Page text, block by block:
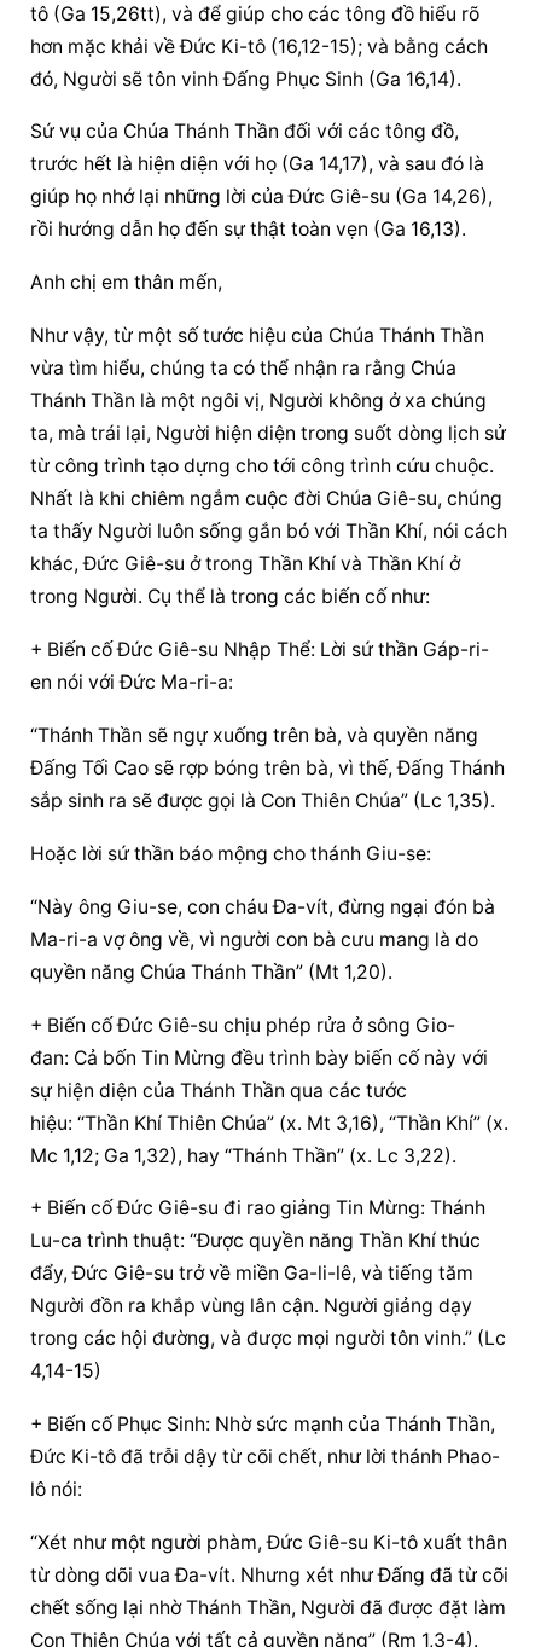
tô (Ga 15,26tt), và để giúp cho các tông đồ hiểu rõ
hơn mặc khải về Đức Ki-tô (16,12-15); và bằng cách
đó, Người sẽ tôn vinh Đấng Phục Sinh (Ga 16,14).
Sứ vụ của Chúa Thánh Thần đối với các tông đồ,
trước hết là hiện diện với họ (Ga 14,17), và sau đó là
giúp họ nhớ lại những lời của Đức Giê-su (Ga 14,26),
rồi hướng dẫn họ đến sự thật toàn vẹn (Ga 16,13).
Anh chị em thân mến,
Như vậy, từ một số tước hiệu của Chúa Thánh Thần
vừa tìm hiểu, chúng ta có thể nhận ra rằng Chúa
Thánh Thần là một ngôi vị, Người không ở xa chúng
ta, mà trái lại, Người hiện diện trong suốt dòng lịch sử
từ công trình tạo dựng cho tới công trình cứu chuộc.
Nhất là khi chiêm ngắm cuộc đời Chúa Giê-su, chúng
ta thấy Người luôn sống gắn bó với Thần Khí, nói cách
khác, Đức Giê-su ở trong Thần Khí và Thần Khí ở
trong Người. Cụ thể là trong các biến cố như:
+ Biến cố Đức Giê-su Nhập Thể: Lời sứ thần Gáp-ri-
en nói với Đức Ma-ri-a:
“Thánh Thần sẽ ngự xuống trên bà, và quyền năng
Đấng Tối Cao sẽ rợp bóng trên bà, vì thế, Đấng Thánh
sắp sinh ra sẽ được gọi là Con Thiên Chúa” (Lc 1,35).
Hoặc lời sứ thần báo mộng cho thánh Giu-se:
“Này ông Giu-se, con cháu Đa-vít, đừng ngại đón bà
Ma-ri-a vợ ông về, vì người con bà cưu mang là do
quyền năng Chúa Thánh Thần” (Mt 1,20).
+ Biến cố Đức Giê-su chịu phép rửa ở sông Gio-
đan: Cả bốn Tin Mừng đều trình bày biến cố này với
sự hiện diện của Thánh Thần qua các tước
hiệu: “Thần Khí Thiên Chúa” (x. Mt 3,16), “Thần Khí” (x.
Mc 1,12; Ga 1,32), hay “Thánh Thần” (x. Lc 3,22).
+ Biến cố Đức Giê-su đi rao giảng Tin Mừng: Thánh
Lu-ca trình thuật: “Được quyền năng Thần Khí thúc
đẩy, Đức Giê-su trở về miền Ga-li-lê, và tiếng tăm
Người đồn ra khắp vùng lân cận. Người giảng dạy
trong các hội đường, và được mọi người tôn vinh.” (Lc
4,14-15)
+ Biến cố Phục Sinh: Nhờ sức mạnh của Thánh Thần,
Đức Ki-tô đã trỗi dậy từ cõi chết, như lời thánh Phao-
lô nói:
“Xét như một người phàm, Đức Giê-su Ki-tô xuất thân
từ dòng dõi vua Đa-vít. Nhưng xét như Đấng đã từ cõi
chết sống lại nhờ Thánh Thần, Người đã được đặt làm
Con Thiên Chúa với tất cả quyền năng” (Rm 1,3-4).